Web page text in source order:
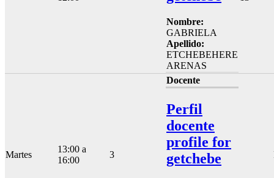
Nombre:
GABRIELA
Apellido:
ETCHEBEHERE
ARENAS
Martes
13:00 a
16:00
3
Docente
Perfil
docente
profile for
getchebe